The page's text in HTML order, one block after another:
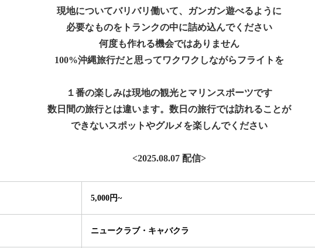
現地についてバリバリ働いて、ガンガン遊べるように
必要なものをトランクの中に詰め込んでください
何度も作れる機会ではありません
100%沖縄旅行だと思ってワクワクしながらフライトを
１番の楽しみは現地の観光とマリンスポーツです
数日間の旅行とは違います。数日の旅行では訪れることが
できないスポットやグルメを楽しんでください
<2025.08.07 配信>
5,000円~
ニュークラブ・キャバクラ